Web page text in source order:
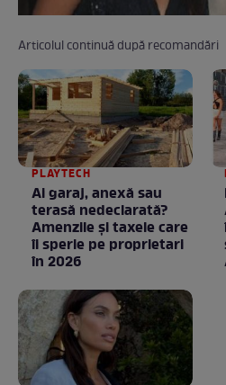
Articolul continuă după recomandări
PLAYTECH
Ai garaj, anexă sau
terasă nedeclarată?
Amenzile și taxele care
îi sperie pe proprietari
în 2026